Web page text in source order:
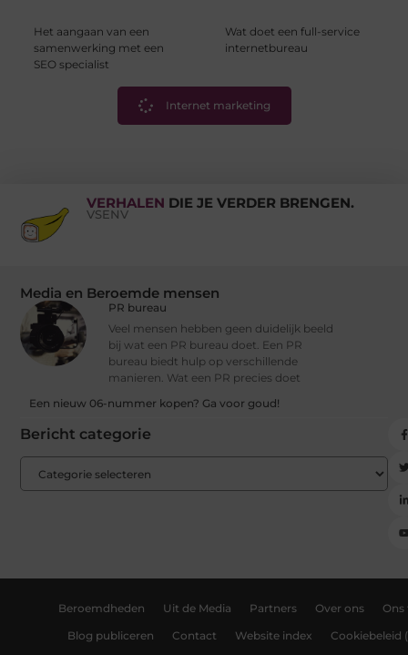
Het aangaan van een
samenwerking met een
SEO specialist
Wat doet een full-service
internetbureau
Internet marketing
VERHALEN DIE JE VERDER BRENGEN.
VSENV
Media en Beroemde mensen
PR bureau
Veel mensen hebben geen duidelijk beeld
bij wat een PR bureau doet. Een PR
bureau biedt hulp op verschillende
manieren. Wat een PR precies doet
Een nieuw 06-nummer kopen? Ga voor goud!
Bericht categorie
Beroemdheden Uit de Media Partners Over ons Ons
Blog publiceren Contact Website index Cookiebeleid